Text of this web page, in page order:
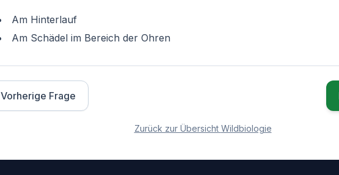
Am Hinterlauf
Am Schädel im Bereich der Ohren
Vorherige Frage
Zurück zur Übersicht Wildbiologie